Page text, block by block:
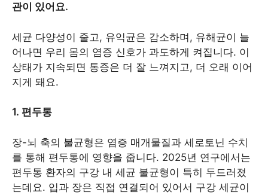
관이 있어요.
세균 다양성이 줄고, 유익균은 감소하며, 유해균이 늘
어나면 우리 몸의 염증 신호가 과도하게 켜집니다. 이
상태가 지속되면 통증은 더 잘 느껴지고, 더 오래 이어
지게 돼요.
1. 편두통
장-뇌 축의 불균형은 염증 매개물질과 세로토닌 수치
를 통해 편두통에 영향을 줍니다. 2025년 연구에서는
편두통 환자의 구강 내 세균 불균형이 특히 두드러졌
는데요. 입과 장은 직접 연결되어 있어서 구강 세균이